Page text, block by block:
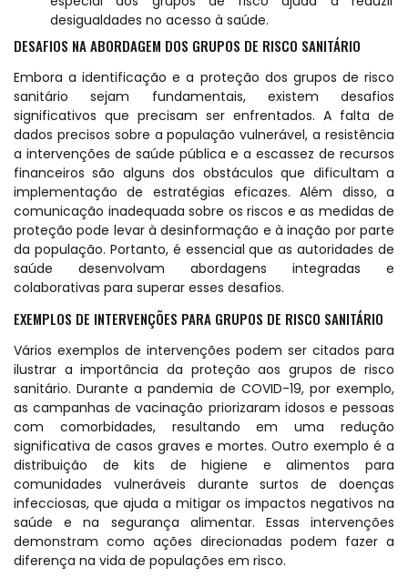
desigualdades no acesso à saúde.
DESAFIOS NA ABORDAGEM DOS GRUPOS DE RISCO SANITÁRIO
Embora a identificação e a proteção dos grupos de risco
sanitário sejam fundamentais, existem desafios
significativos que precisam ser enfrentados. A falta de
dados precisos sobre a população vulnerável, a resistência
a intervenções de saúde pública e a escassez de recursos
financeiros são alguns dos obstáculos que dificultam a
implementação de estratégias eficazes. Além disso, a
comunicação inadequada sobre os riscos e as medidas de
proteção pode levar à desinformação e à inação por parte
da população. Portanto, é essencial que as autoridades de
saúde desenvolvam abordagens integradas e
colaborativas para superar esses desafios.
EXEMPLOS DE INTERVENÇÕES PARA GRUPOS DE RISCO SANITÁRIO
Vários exemplos de intervenções podem ser citados para
ilustrar a importância da proteção aos grupos de risco
sanitário. Durante a pandemia de COVID-19, por exemplo,
as campanhas de vacinação priorizaram idosos e pessoas
com comorbidades, resultando em uma redução
significativa de casos graves e mortes. Outro exemplo é a
distribuição de kits de higiene e alimentos para
comunidades vulneráveis durante surtos de doenças
infecciosas, que ajuda a mitigar os impactos negativos na
saúde e na segurança alimentar. Essas intervenções
demonstram como ações direcionadas podem fazer a
diferença na vida de populações em risco.